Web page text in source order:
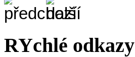
RYchlé odkazy